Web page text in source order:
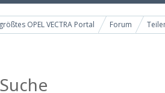
OPEL VECTRA Portal Forum